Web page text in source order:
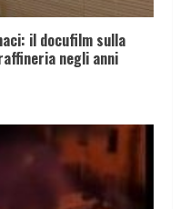
il docufilm sulla
negli anni